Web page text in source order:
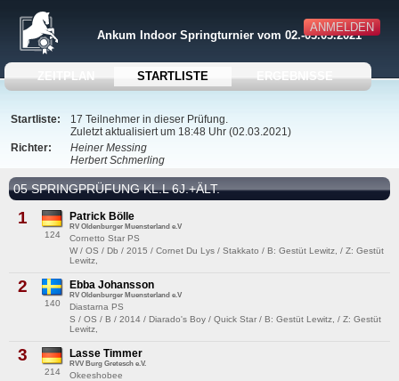
ANMELDEN
Ankum Indoor Springturnier vom 02.-03.03.2021
ZEITPLAN STARTLISTE ERGEBNISSE
Startliste:
17 Teilnehmer in dieser Prüfung.
Zuletzt aktualisiert um 18:48 Uhr (02.03.2021)
Richter:
Heiner Messing
Herbert Schmerling
05 SPRINGPRÜFUNG KL.L 6J.+ÄLT.
1
124
Patrick Bölle
RV Oldenburger Muensterland e.V
Cornetto Star PS
W / OS / Db / 2015 / Cornet Du Lys / Stakkato / B: Gestüt Lewitz, / Z: Gestüt
Lewitz,
2
140
Ebba Johansson
RV Oldenburger Muensterland e.V
Diastarna PS
S / OS / B / 2014 / Diarado's Boy / Quick Star / B: Gestüt Lewitz, / Z: Gestüt
Lewitz,
3
214
Lasse Timmer
RVV Burg Gretesch e.V.
Okeeshobee